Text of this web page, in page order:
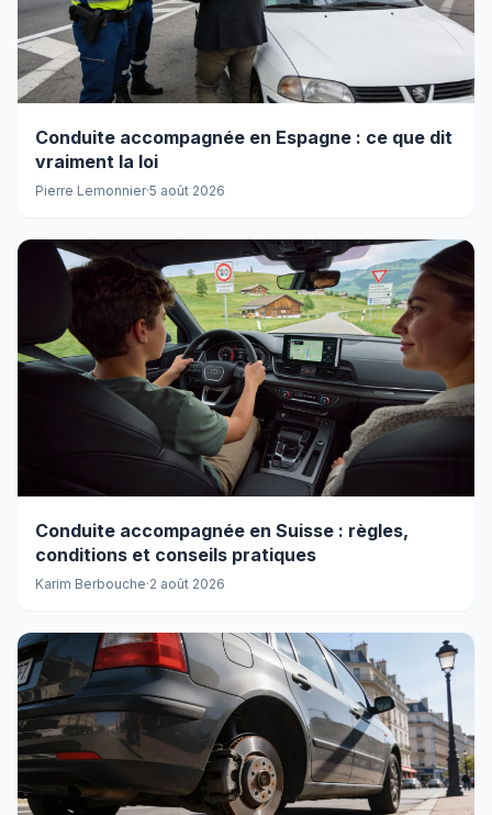
Conduite accompagnée en Espagne : ce que dit
vraiment la loi
Pierre Lemonnier·5 août 2026
Conduite accompagnée en Suisse : règles,
conditions et conseils pratiques
Karim Berbouche·2 août 2026